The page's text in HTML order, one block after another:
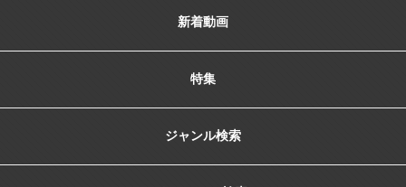
新着動画
特集
ジャンル検索